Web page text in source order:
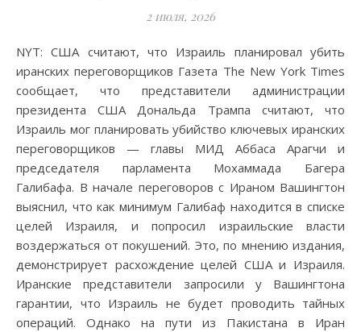
2 июля, 2026
NYT: США считают, что Израиль планировал убить
иранских переговорщиков Газета The New York Times
сообщает, что представители администрации
президента США Дональда Трампа считают, что
Израиль мог планировать убийство ключевых иранских
переговорщиков — главы МИД Аббаса Арагчи и
председателя парламента Мохаммада Багера
Галибафа. В начале переговоров с Ираном Вашингтон
выяснил, что как минимум Галибаф находится в списке
целей Израиля, и попросил израильские власти
воздержаться от покушений. Это, по мнению издания,
демонстрирует расхождение целей США и Израиля.
Иранские представители запросили у Вашингтона
гарантии, что Израиль не будет проводить тайных
операций. Однако на пути из Пакистана в Иран